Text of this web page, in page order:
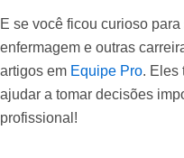
E se você ficou curioso
enfermagem e outras
artigos em Equipe Pro. Eles
ajudar a tomar decisões
profissional!